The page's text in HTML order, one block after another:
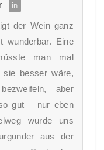
der Wein ganz
wunderbar. Eine
man mal
sie besser wäre,
aber
gut – nur eben
wurde uns
aus der